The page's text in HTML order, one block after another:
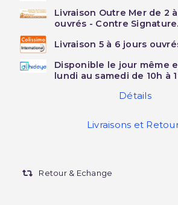
Livraison Outre Mer de 2
ouvrés - Contre Signature.
Livraison 5 à 6 jours
Disponible le jour même
lundi au samedi de 10h à
Détails
Livraisons et
Retour & Echange